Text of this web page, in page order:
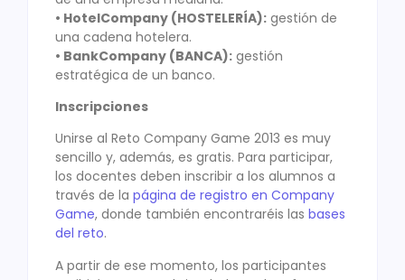
• HotelCompany (HOSTELERÍA): gestión de
una cadena hotelera.
• BankCompany (BANCA): gestión
estratégica de un banco.
Inscripciones
Unirse al Reto Company Game 2013 es muy
sencillo y, además, es gratis. Para participar,
los docentes deben inscribir a los alumnos a
través de la página de registro en Company
Game, donde también encontraréis las bases
del reto.
A partir de ese momento, los participantes